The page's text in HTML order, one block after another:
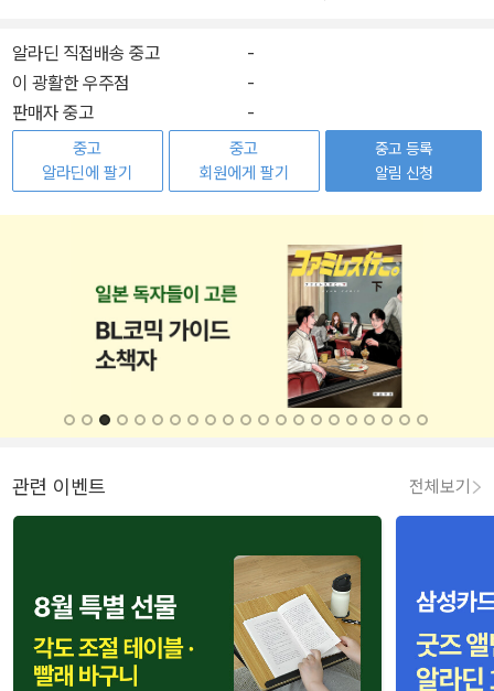
알라딘 직접배송 중고
-
이 광활한 우주점
-
판매자 중고
-
중고
알라딘에 팔기
중고
회원에게 팔기
중고 등록
알림 신청
관련 이벤트 전체보기